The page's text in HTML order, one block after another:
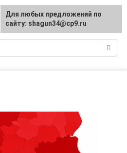
Для любых предложений по
сайту: shagun34@cp9.ru